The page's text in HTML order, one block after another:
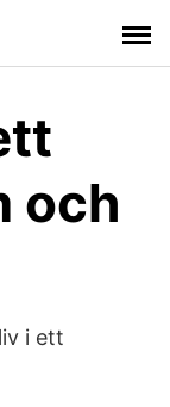
och
i ett